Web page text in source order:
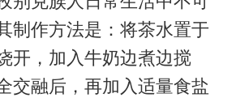
制作方法是：将茶水置于
开，加入牛奶边煮边搅
交融后，再加入适量食盐